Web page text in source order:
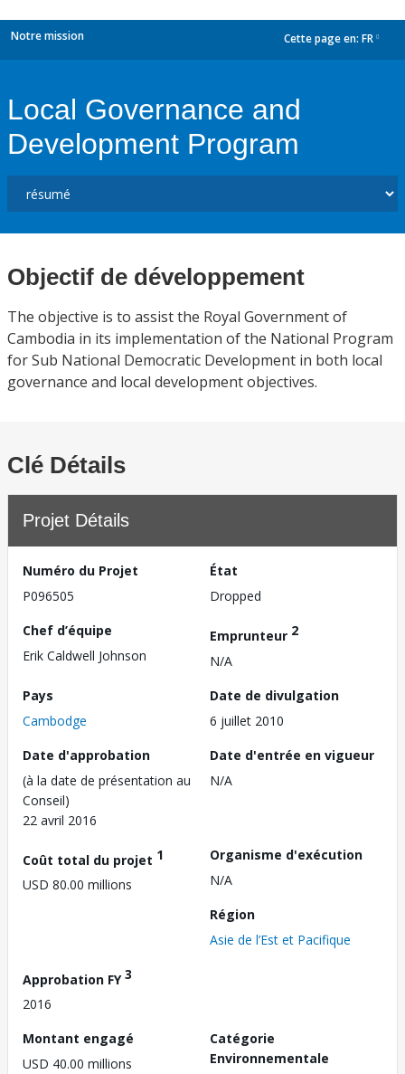
Notre mission Cette page en: FR
Local Governance and
Development Program
Objectif de développement
The objective is to assist the Royal Government of
Cambodia in its implementation of the National Program
for Sub National Democratic Development in both local
governance and local development objectives.
Clé Détails
Projet Détails
Numéro du Projet
P096505
État
Dropped
Chef d’équipe
Erik Caldwell Johnson
Emprunteur 2
N/A
Pays
Cambodge
Date de divulgation
6 juillet 2010
Date d'approbation
(à la date de présentation au
Conseil)
22 avril 2016
Date d'entrée en vigueur
N/A
Coût total du projet 1
USD 80.00 millions
Organisme d'exécution
N/A
Région
Asie de l’Est et Pacifique
Approbation FY3
2016
Montant engagé
USD 40.00 millions
Catégorie
Environnementale